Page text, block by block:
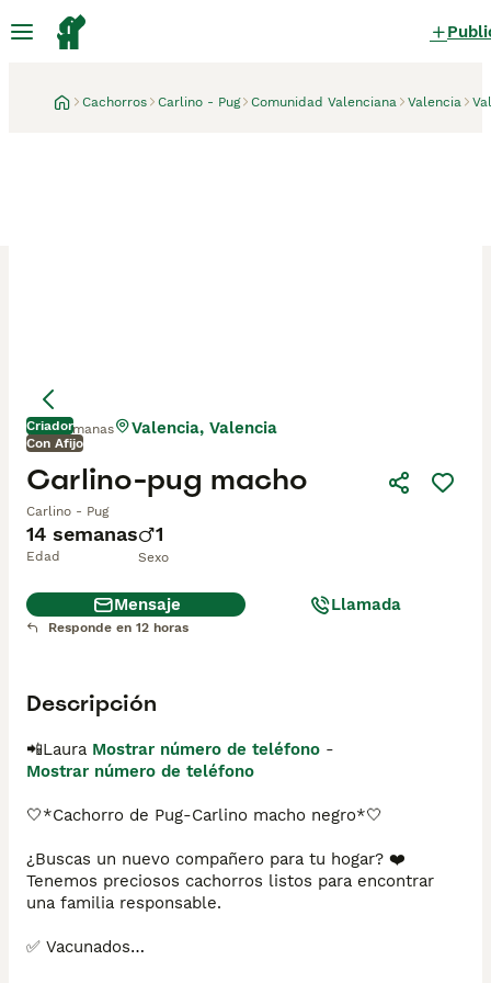
Cachorros Carlino - Pug Comunidad Valenciana Valencia
Criador
Con Afijo
14 semanas
Edad
1
Sexo
Carlino-pug macho
Carlino - Pug
2 semanas Valencia, Valencia
Mensaje Llamada
Responde en 12 horas
Descripción
📲Laura Mostrar número de teléfono
Mostrar número de teléfono
🤍*Cachorro de Pug-Carlino macho negro*🤍
¿Buscas un nuevo compañero para tu hogar? ❤️
Tenemos preciosos cachorros listos para encontrar
una familia responsable.
✅ Vacunados